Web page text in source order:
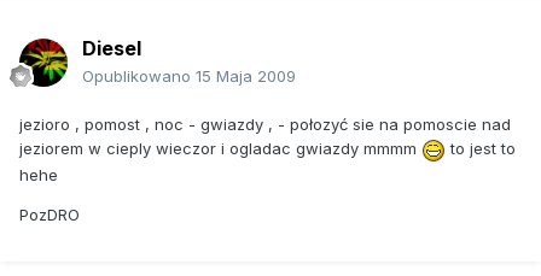
Diesel
Opublikowano 15 Maja 2009
jezioro , pomost , noc - gwiazdy , - połozyć sie na pomoscie nad
jeziorem w cieply wieczor i ogladac gwiazdy mmmm
to jest to
hehe
PozDRO